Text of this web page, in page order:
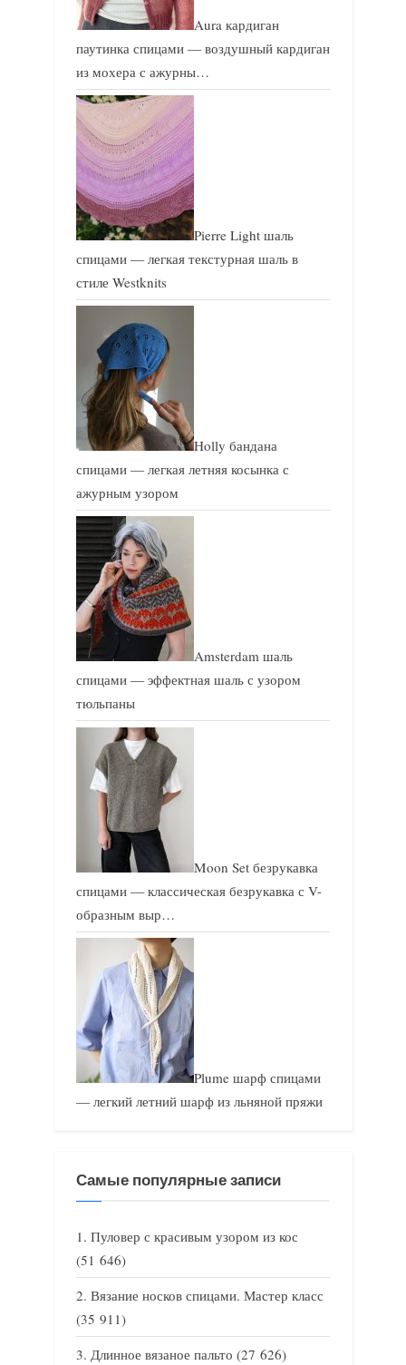
Aura кардиган
паутинка спицами — воздушный кардиган
из мохера с ажурны…
Pierre Light шаль
спицами — легкая текстурная шаль в
стиле Westknits
Holly бандана
спицами — легкая летняя косынка с
ажурным узором
Amsterdam шаль
спицами — эффектная шаль с узором
тюльпаны
Moon Set безрукавка
спицами — классическая безрукавка с V-
образным выр…
Plume шарф спицами
— легкий летний шарф из льняной пряжи
Самые популярные записи
Пуловер с красивым узором из кос
(51 646)
Вязание носков спицами. Мастер класс
(35 911)
Длинное вязаное пальто (27 626)